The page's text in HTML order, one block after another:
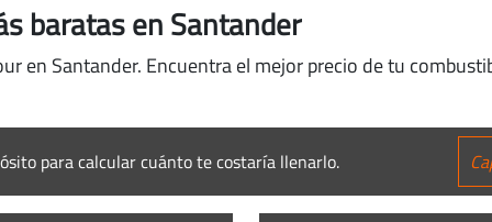
baratas en Santander
en Santander. Encuentra el mejor precio de tu
para calcular cuánto te costaría llenarlo.